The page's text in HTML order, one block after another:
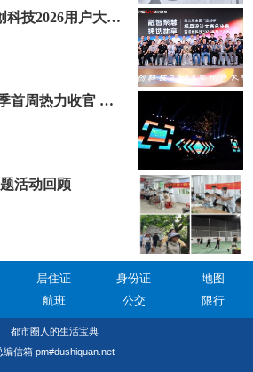
共赴智造新范式，适创科技2026用户大会将于深圳启幕
2026 梅山湾海浪音乐季首周热力收官 文体旅深度融合点燃滨海夏日经济
活动回顾
居住证 身份证
地图
航班 公交 限行
都市圈人的生活宝典
编信箱 pm#dushiquan.net